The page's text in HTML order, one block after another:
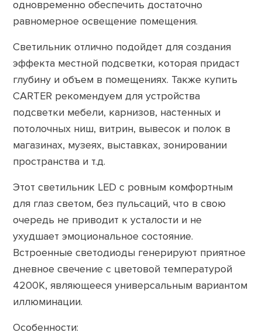
одновременно обеспечить достаточно
равномерное освещение помещения.
Светильник отлично подойдет для создания
эффекта местной подсветки, которая придаст
глубину и объем в помещениях. Также купить
CARTER рекомендуем для устройства
подсветки мебели, карнизов, настенных и
потолочных ниш, витрин, вывесок и полок в
магазинах, музеях, выставках, зонировании
пространства и т.д.
Этот светильник LED с ровным комфортным
для глаз светом, без пульсаций, что в свою
очередь не приводит к усталости и не
ухудшает эмоциональное состояние.
Встроенные светодиоды генерируют приятное
дневное свечение с цветовой температурой
4200К, являющееся универсальным вариантом
иллюминации.
Особенности: